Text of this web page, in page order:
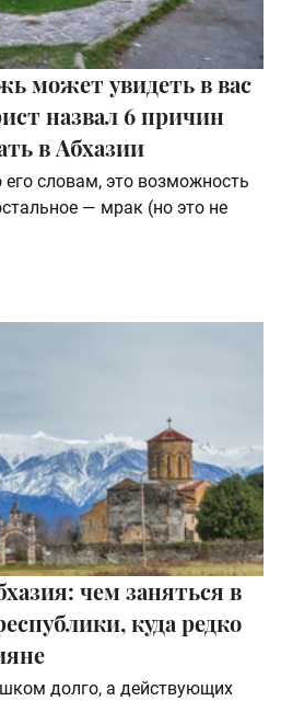
может увидеть в вас
назвал 6 причин
в Абхазии
словам, это возможность
— мрак (но это не
чем заняться в
куда редко
долго, а действующих